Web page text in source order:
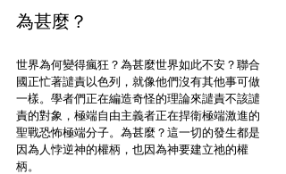
為甚麼？
世界為何變得瘋狂？為甚麼世界如此不安？聯合
國正忙著譴責以色列，就像他們沒有其他事可做
一樣。學者們正在編造奇怪的理論來譴責不該譴
責的對象，極端自由主義者正在捍衛極端激進的
聖戰恐怖極端分子。為甚麼？這一切的發生都是
因為人悖逆神的權柄，也因為神要建立祂的權
柄。